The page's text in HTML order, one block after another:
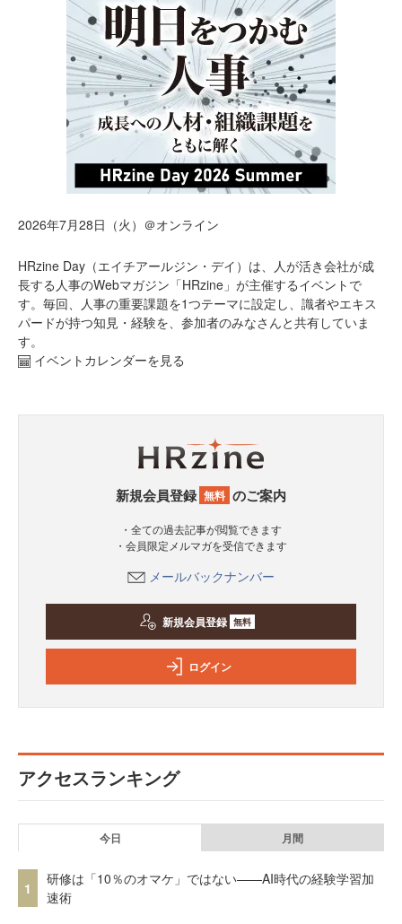
2026年7月28日（火）＠オンライン
HRzine Day（エイチアールジン・デイ）は、人が活き会社が成
長する人事のWebマガジン「HRzine」が主催するイベントで
す。毎回、人事の重要課題を1つテーマに設定し、識者やエキス
パードが持つ知見・経験を、参加者のみなさんと共有していま
す。
イベントカレンダーを見る
新規会員登録 無料 のご案内
・全ての過去記事が閲覧できます
・会員限定メルマガを受信できます
メールバックナンバー
新規会員登録 無料
ログイン
アクセスランキング
今日 月間
1
研修は「10％のオマケ」ではない——AI時代の経験学習加
速術